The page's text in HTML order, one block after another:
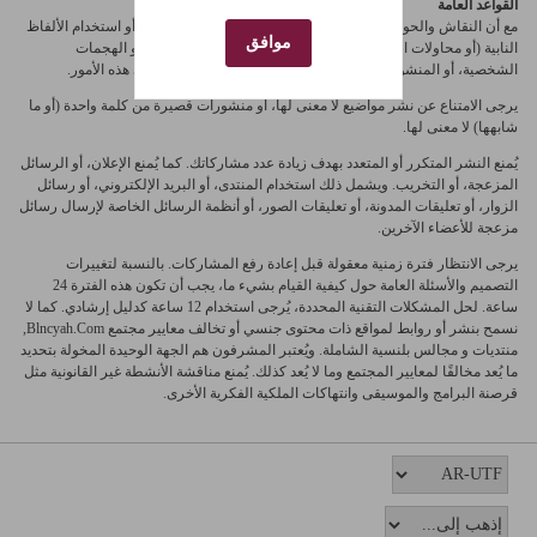
القواعد العامة
مع أن النقاش والحوار مسموح بهما، إلا أننا لن نتسامح مع الوقاحة، أو استخدام الألفاظ
النابية (أو محاولات التحايل على فلاترها)، أو المنشورات المسيئة، أو الهجمات
الشخصية، أو المنشورات التحريضية عديمة الهدف. قرارنا نهائي في هذه الأمور.
يرجى الامتناع عن نشر مواضيع لا معنى لها، أو منشورات قصيرة من كلمة واحدة (أو ما
شابهها) لا معنى لها.
يُمنع النشر المتكرر أو المتعدد بهدف زيادة عدد مشاركاتك. كما يُمنع الإعلان، أو الرسائل
المزعجة، أو التخريب. ويشمل ذلك استخدام المنتدى، أو البريد الإلكتروني، أو رسائل
الزوار، أو تعليقات المدونة، أو تعليقات الصور، أو أنظمة الرسائل الخاصة لإرسال رسائل
مزعجة للأعضاء الآخرين.
يرجى الانتظار فترة زمنية معقولة قبل إعادة رفع المشاركات. بالنسبة لتغييرات
التصميم والأسئلة العامة حول كيفية القيام بشيء ما، يجب أن تكون هذه الفترة 24
ساعة. لحل المشكلات التقنية المحددة، يُرجى استخدام 12 ساعة كدليل إرشادي. كما لا
نسمح بنشر أو روابط لمواقع ذات محتوى جنسي أو تخالف معايير مجتمع Blncyah.Com,
منتديات و مجالس بلنسية الشاملة. ويُعتبر المشرفون هم الجهة الوحيدة المخولة بتحديد
ما يُعد مخالفًا لمعايير المجتمع وما لا يُعد كذلك. يُمنع مناقشة الأنشطة غير القانونية مثل
قرصنة البرامج والموسيقى وانتهاكات الملكية الفكرية الأخرى.
موافق